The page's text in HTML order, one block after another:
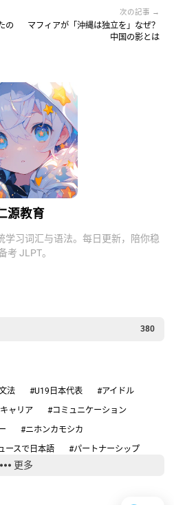
源教育
学习词汇与语法。每日更新，陪你稳
考 JLPT。
380
法 #U19日本代表
#アイドル
ャリア
#コミュニケーション
#ニホンカモシカ
ースで日本語
#パートナーシップ
スケート
更多
の
次の記事 →
マフィアが「沖縄は独立を」なぜ？
中国の影とは